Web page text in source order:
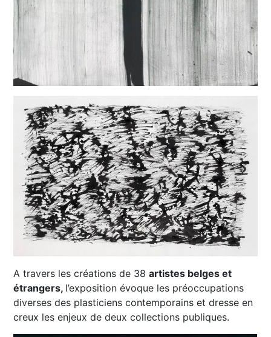
A travers les créations de 38artistes belges et
étrangers, l’exposition évoque les préoccupations
diverses des plasticiens contemporains et dresse en
creux les enjeux de deux collections publiques.